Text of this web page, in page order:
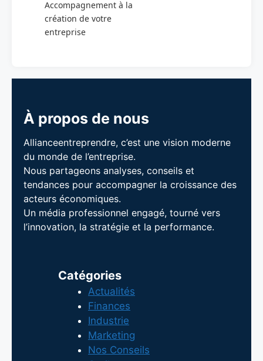
Accompagnement à la
création de votre
entreprise
À propos de nous
Allianceentreprendre, c’est une vision moderne
du monde de l’entreprise.
Nous partageons analyses, conseils et
tendances pour accompagner la croissance des
acteurs économiques.
Un média professionnel engagé, tourné vers
l’innovation, la stratégie et la performance.
Catégories
Actualités
Finances
Industrie
Marketing
Nos Conseils